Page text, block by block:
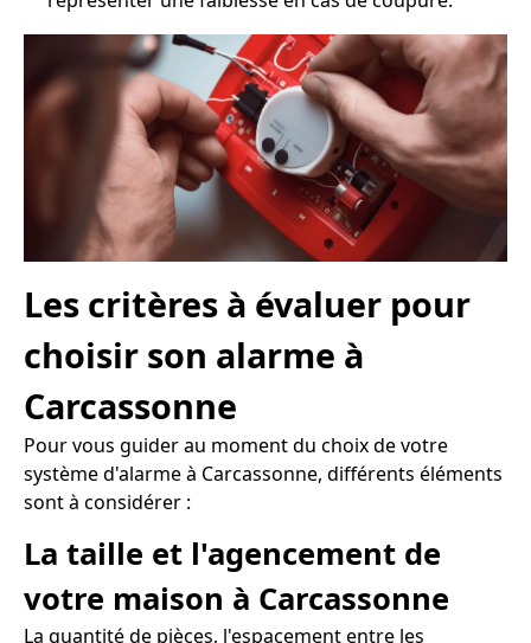
Les critères à évaluer pour
choisir son alarme à
Carcassonne
Pour vous guider au moment du choix de votre
système d'alarme à Carcassonne, différents éléments
sont à considérer :
La taille et l'agencement de
votre maison à Carcassonne
La quantité de pièces, l'espacement entre les